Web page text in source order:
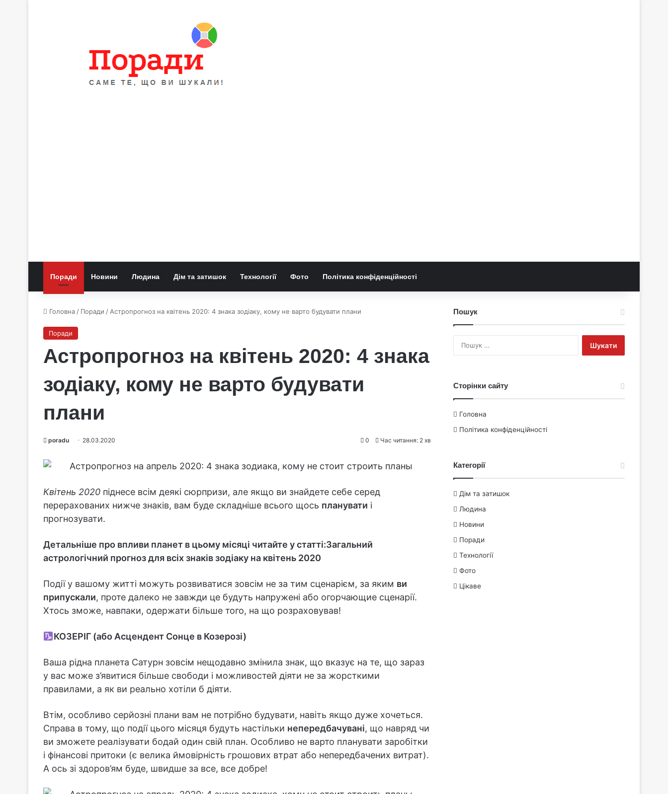
Поради Новини Людина Дім та затишок Технології Фото Політика конфіденційності
Головна / Поради / Астропрогноз на квітень 2020: 4 знака зодіаку, кому не варто будувати плани
Поради
Астропрогноз на квітень 2020: 4 знака
зодіаку, кому не варто будувати
плани
poradu 28.03.2020 0 Час читання: 2 хв
Квітень 2020 піднесе всім деякі сюрпризи, але якщо ви знайдете себе серед
перерахованих нижче знаків, вам буде складніше всього щось планувати і
прогнозувати.
Детальніше про впливи планет в цьому місяці читайте у статті:Загальний
астрологічний прогноз для всіх знаків зодіаку на квітень 2020
Події у вашому житті можуть розвиватися зовсім не за тим сценарієм, за яким ви
припускали, проте далеко не завжди це будуть напружені або огорчающие сценарії.
Хтось зможе, навпаки, одержати більше того, на що розраховував!
КОЗЕРІГ (або Асцендент Сонце в Козерозі)
Ваша рідна планета Сатурн зовсім нещодавно змінила знак, що вказує на те, що зараз
у вас може з’явитися більше свободи і можливостей діяти не за жорсткими
правилами, а як ви реально хотіли б діяти.
Втім, особливо серйозні плани вам не потрібно будувати, навіть якщо дуже хочеться.
Справа в тому, що події цього місяця будуть настільки непередбачувані, що навряд чи
ви зможете реалізувати бодай один свій план. Особливо не варто планувати заробітки
і фінансові притоки (є велика ймовірність грошових втрат або непередбачених витрат).
А ось зі здоров’ям буде, швидше за все, все добре!
Пошук
Сторінки сайту
Головна
Політика конфіденційності
Категорії
Дім та затишок
Людина
Новини
Поради
Технології
Фото
Цікаве